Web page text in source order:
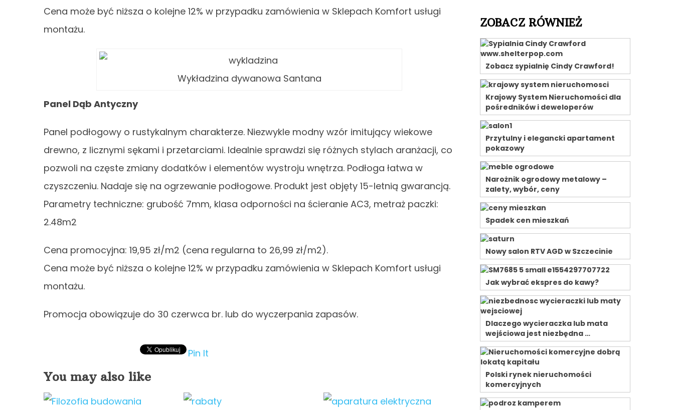
Cena może być niższa o kolejne 12% w przypadku zamówienia w Sklepach Komfort usługi
montażu.
Wykładzina dywanowa Santana
Panel Dąb Antyczny
Panel podłogowy o rustykalnym charakterze. Niezwykle modny wzór imitujący wiekowe
drewno, z licznymi sękami i przetarciami. Idealnie sprawdzi się różnych stylach aranżacji, co
pozwoli na częste zmiany dodatków i elementów wystroju wnętrza. Podłoga łatwa w
czyszczeniu. Nadaje się na ogrzewanie podłogowe. Produkt jest objęty 15-letnią gwarancją.
Parametry techniczne: grubość 7mm, klasa odporności na ścieranie AC3, metraż paczki:
2.48m2
Cena promocyjna: 19,95 zł/m2 (cena regularna to 26,99 zł/m2).
Cena może być niższa o kolejne 12% w przypadku zamówienia w Sklepach Komfort usługi
montażu.
Promocja obowiązuje do 30 czerwca br. lub do wyczerpania zapasów.
Pin It
You may also like
ZOBACZ RÓWNIEŻ
Zobacz sypialnię Cindy Crawford!
Krajowy System Nieruchomości dla
pośredników i deweloperów
Przytulny i elegancki apartament
pokazowy
Narożnik ogrodowy metalowy –
zalety, wybór, ceny
Spadek cen mieszkań
Nowy salon RTV AGD w Szczecinie
Jak wybrać ekspres do kawy?
Dlaczego wycieraczka lub mata
wejściowa jest niezbędna …
Polski rynek nieruchomości
komercyjnych